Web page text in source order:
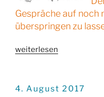
Gespräche auf noch
überspringen zu
„11
Gastgeber
weiterlesen
VERÖFFENTLICHT
4. August 2017